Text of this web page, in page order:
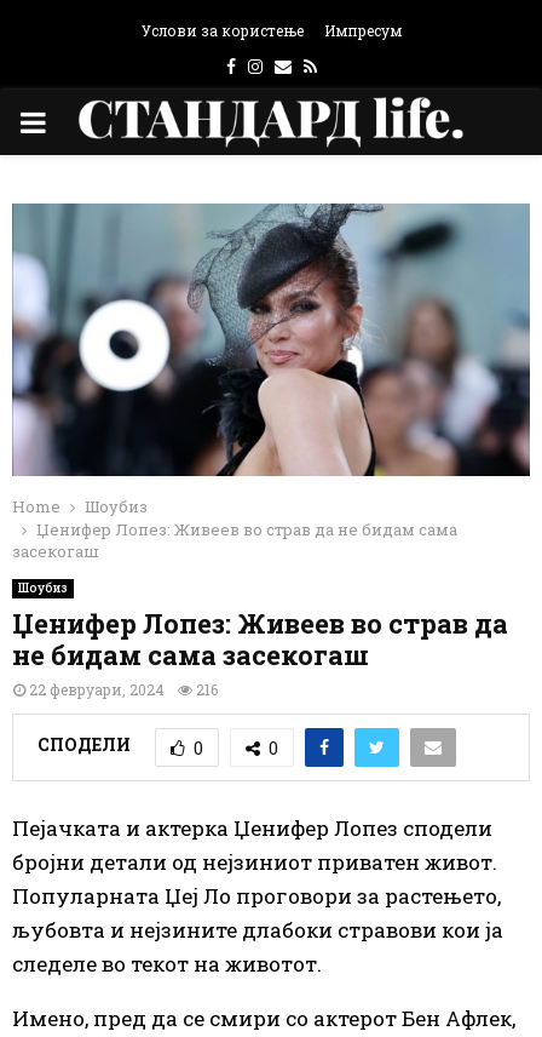
Услови за користење Импресум
Facebook
Instagram
Email
Rss
PRIMARY
Home
Шоубиз
Џенифер Лопез: Живеев во страв да не бидам сама
засекогаш
Шоубиз
Џенифер Лопез: Живеев во страв да
не бидам сама засекогаш
22 февруари, 2024 216
СПОДЕЛИ 0 0
Пејачката и актерка Џенифер Лопез сподели
бројни детали од нејзиниот приватен живот.
Популарната Џеј Ло проговори за растењето,
љубовта и нејзините длабоки стравови кои ја
следеле во текот на животот.
Имено, пред да се смири со актерот Бен Афлек,